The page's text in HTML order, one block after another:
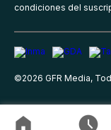
condiciones del
©2026 GFR Media,